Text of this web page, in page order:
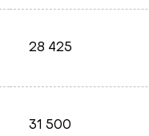
28 425
31 500